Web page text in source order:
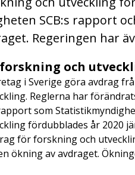
SCB:s rapport
Regeringen har
och
i Sverige göra avdrag
Reglerna har
som
fördubblades år 2020
för forskning och
ökning av avdraget.